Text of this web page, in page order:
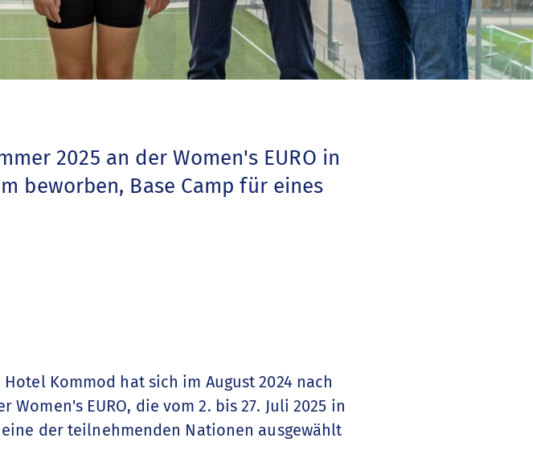
2025 an der Women's EURO in
beworben, Base Camp für eines
Kommod hat sich im August 2024 nach
EURO, die vom 2. bis 27. Juli 2025 in
der teilnehmenden Nationen ausgewählt